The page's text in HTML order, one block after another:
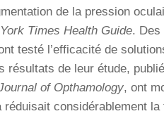
de la pression
Times Health Guide. Des
testé l’efficacité de
résultats de leur étude,
of Opthamology, ont
réduisait considérablement